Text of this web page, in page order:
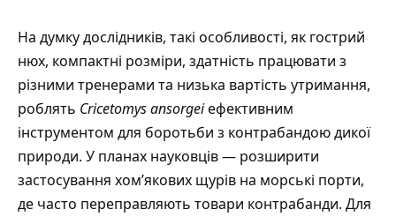
На думку дослідників, такі особливості, як гострий
нюх, компактні розміри, здатність працювати з
різними тренерами та низька вартість утримання,
роблять Cricetomys ansorgeiефективним
інструментом для боротьби з контрабандою дикої
природи. У планах науковців — розширити
застосування хом’якових щурів на морські порти,
де часто переправляють товари контрабанди. Для